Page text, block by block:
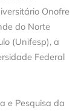
Onofre
do Norte
(Unifesp), a
Federal
e Pesquisa da